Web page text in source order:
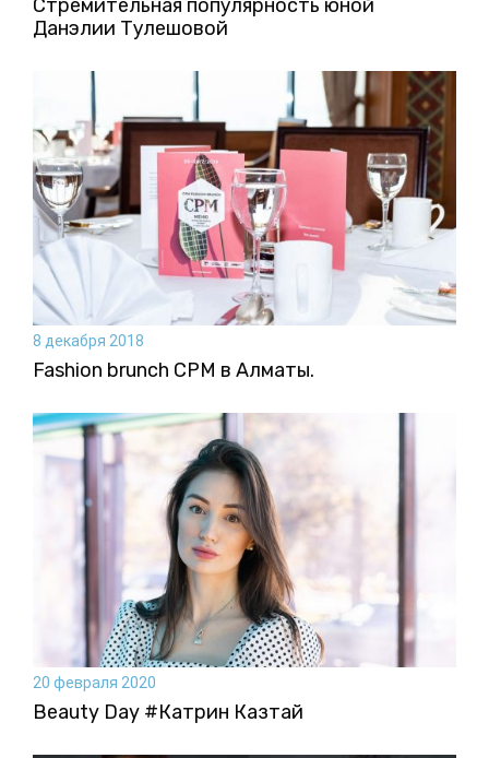
Стремительная популярность юной
Данэлии Тулешовой
8 декабря 2018
Fashion brunch CPM в Алматы.
20 февраля 2020
Beauty Day #Катрин Казтай